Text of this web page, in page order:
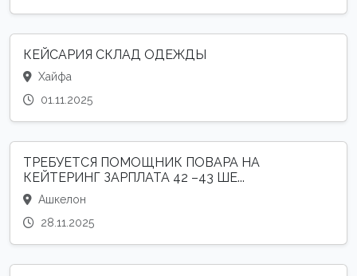
КЕЙСАРИЯ СКЛАД ОДЕЖДЫ
Хайфа
01.11.2025
ТРЕБУЕТСЯ ПОМОЩНИК ПОВАРА НА
КЕЙТЕРИНГ ЗАРПЛАТА 42 –43 ШЕ...
Ашкелон
28.11.2025